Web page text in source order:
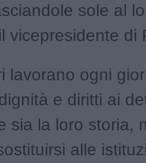
sole al
vicepresidente di
lavorano ogni
e diritti ai
sia la loro storia,
alle